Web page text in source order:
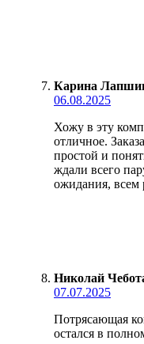
Карина
06.08.2025
Хожу в эту
отличное.
простой и
ждали всего
ожидания, всем
Николай
07.07.2025
Потрясающая
остался в